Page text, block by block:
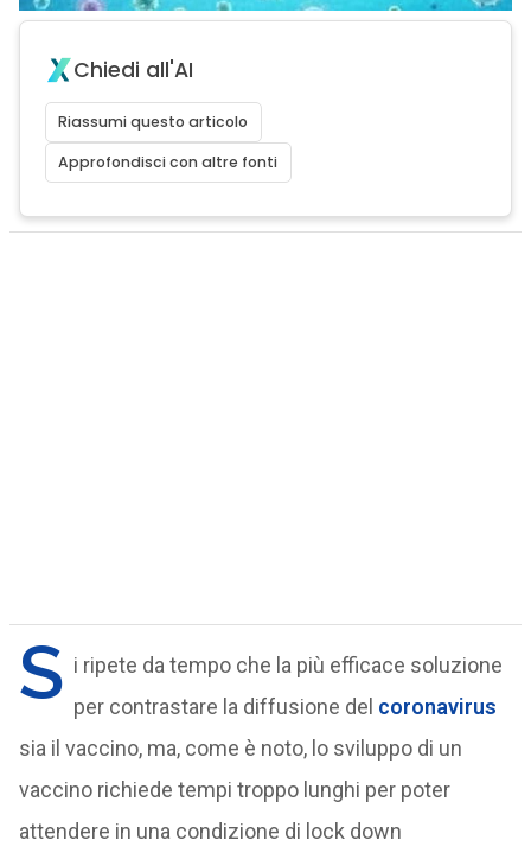
Chiedi all'AI
Riassumi questo articolo
Approfondisci con altre fonti
S i ripete da tempo che la più efficace soluzione
per contrastare la diffusione del coronavirus
sia il vaccino, ma, come è noto, lo sviluppo di un
vaccino richiede tempi troppo lunghi per poter
attendere in una condizione di lock down